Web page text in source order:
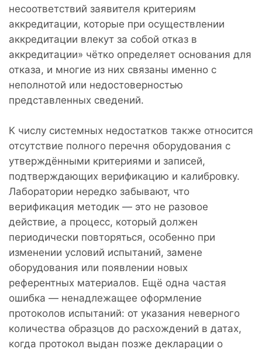
несоответствий заявителя критериям
аккредитации, которые при осуществлении
аккредитации влекут за собой отказ в
аккредитации» чётко определяет основания для
отказа, и многие из них связаны именно с
неполнотой или недостоверностью
представленных сведений.
К числу системных недостатков также относится
отсутствие полного перечня оборудования с
утверждёнными критериями и записей,
подтверждающих верификацию и калибровку.
Лаборатории нередко забывают, что
верификация методик — это не разовое
действие, а процесс, который должен
периодически повторяться, особенно при
изменении условий испытаний, замене
оборудования или появлении новых
референтных материалов. Ещё одна частая
ошибка — ненадлежащее оформление
протоколов испытаний: от указания неверного
количества образцов до расхождений в датах,
когда протокол выдан позже декларации о